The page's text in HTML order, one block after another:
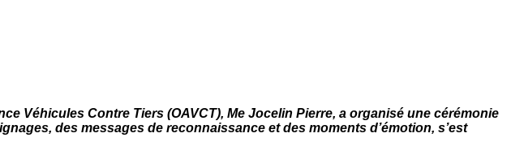
Véhicules Contre Tiers (OAVCT), Me Jocelin Pierre, a organisé une cérémonie
des messages de reconnaissance et des moments d’émotion, s’est